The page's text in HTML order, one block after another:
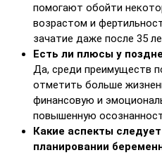
помогают обойти
возрастом и
зачатие даже после 35
Есть ли плюсы у
Да, среди преимуществ
отметить больше
финансовую и
повышенную
Какие аспекты
планировании